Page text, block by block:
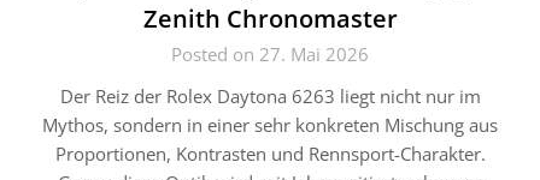
Zenith Chronomaster
Posted on 27. Mai 2026
Der Reiz der Rolex Daytona 6263 liegt nicht nur im
Mythos, sondern in einer sehr konkreten Mischung aus
Proportionen, Kontrasten und Rennsport-Charakter.